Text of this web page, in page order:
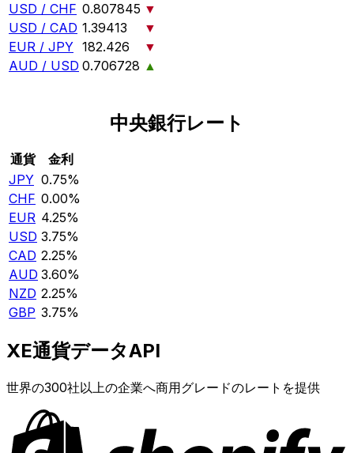
USD / CHF 0.807845 ▼
USD / CAD 1.39413
▼
EUR / JPY 182.426
▼
AUD / USD 0.706728 ▲
中央銀行レート
通貨
金利
JPY 0.75%
CHF 0.00%
EUR 4.25%
USD 3.75%
CAD 2.25%
AUD 3.60%
NZD 2.25%
GBP 3.75%
XE通貨データAPI
世界の300社以上の企業へ商用グレードのレートを提供